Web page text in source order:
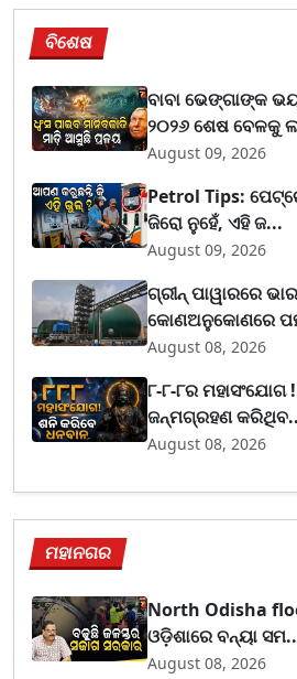
ବିଶେଷ
ବାବା ଭେଙ୍ଗାଙ୍କ
୨୦୨୬ ଶେଷ ବେଳକୁ
August 09, 2026
Petrol Tips:
ଜିରୋ ନୁହେଁ, ଏହି ଜ...
August 09, 2026
ଗ୍ରୀନ୍ ପାୱାରରେ
କୋଣଅନୁକୋଣରେ
August 08, 2026
୮-୮-୮ର
ଜନ୍ମଗ୍ରହଣ
August 08, 2026
ମହାନଗର
North Odisha
ଓଡ଼ିଶାରେ ବନ୍ୟା
August 08, 2026